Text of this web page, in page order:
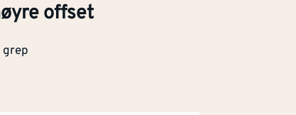
offset
grep